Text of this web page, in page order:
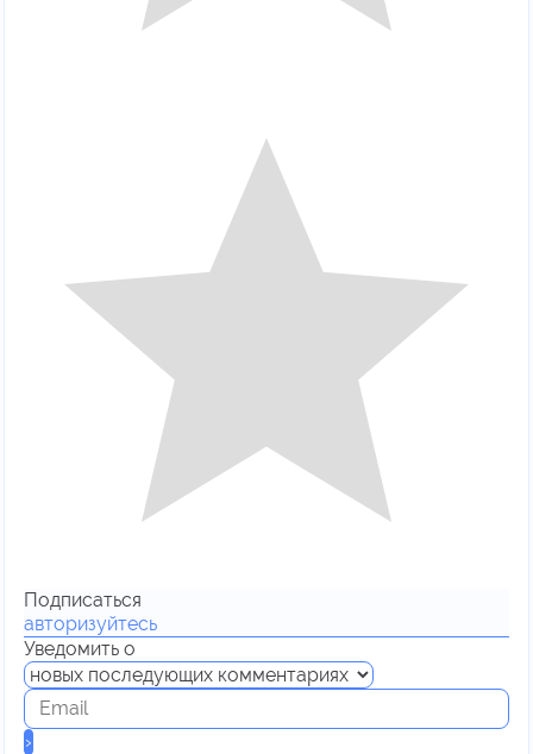
Подписаться
авторизуйтесь
Уведомить о